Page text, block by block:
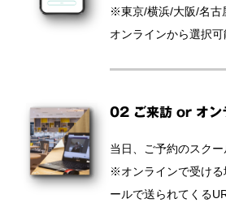
※東京/横浜/大阪/名古
オンラインから選択可
02 ご来訪 or オン
当日、ご予約のスクー
※オンラインで受ける
ールで送られてくる